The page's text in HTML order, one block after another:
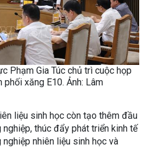
Phạm Gia Túc chủ trì cuộc họp
phối xăng E10. Ảnh: Lâm
liệu sinh học còn tạo thêm đầu
thúc đẩy phát triển kinh tế
nghiệp nhiên liệu sinh học và